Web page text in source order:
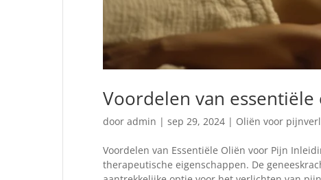
Voordelen van
door admin | sep 29, 2024| Oliën voor
Voordelen van Essentiële Oliën voor Pijn
therapeutische eigenschappen. De